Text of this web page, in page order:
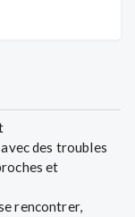
des troubles
et
rencontrer,